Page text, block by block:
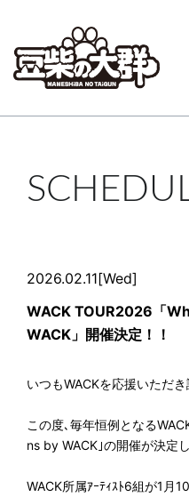
2026.02.11[Wed]
WACK TOUR2026「
WACK」開催決定！！
いつもWACKを応援いただ
この度､毎年恒例となる
ns by WACK｣の開催が決定
WACK所属ｱｰﾃｨｽﾄ6組が1月